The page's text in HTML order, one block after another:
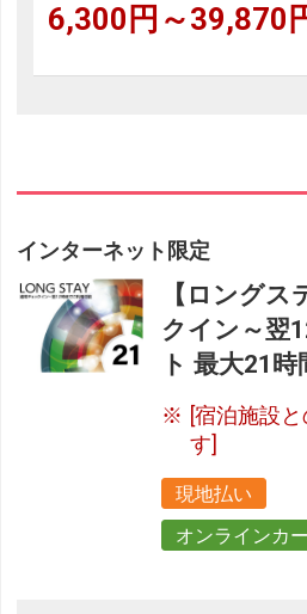
6,300円～39,870
インターネット限定
【ロングス
クイン～翌
ト 最大21
[宿泊施設
す]
現地払い
オンラインカ